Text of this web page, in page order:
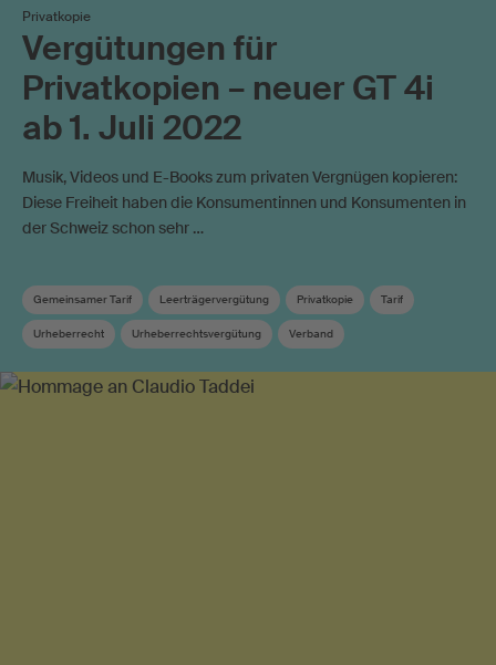
Privatkopie
Vergütungen für
Privatkopien – neuer GT 4i
ab 1. Juli 2022
Musik, Videos und E-Books zum privaten Vergnügen kopieren:
Diese Freiheit haben die Konsumentinnen und Konsumenten in
der Schweiz schon sehr …
Gemeinsamer Tarif Leerträgervergütung Privatkopie Tarif
Urheberrecht Urheberrechtsvergütung Verband